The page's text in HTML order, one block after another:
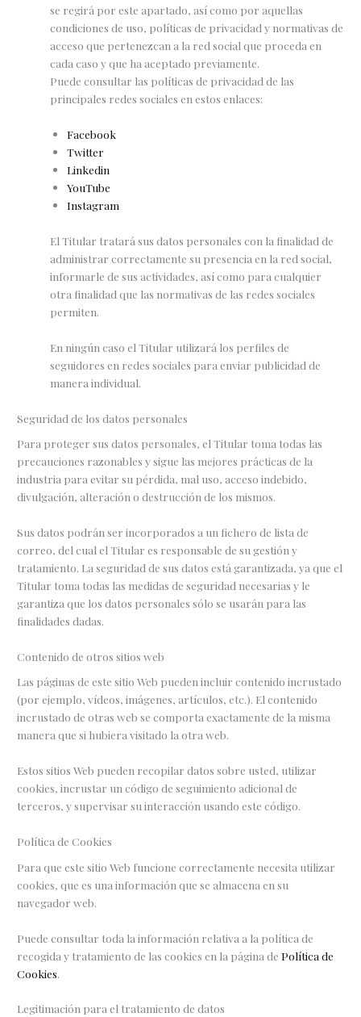
se regirá por este apartado, así como por aquellas
condiciones de uso, políticas de privacidad y normativas de
acceso que pertenezcan a la red social que proceda en
cada caso y que ha aceptado previamente.
Puede consultar las políticas de privacidad de las
principales redes sociales en estos enlaces:
Facebook
Twitter
Linkedin
YouTube
Instagram
El Titular tratará sus datos personales con la finalidad de
administrar correctamente su presencia en la red social,
informarle de sus actividades, así como para cualquier
otra finalidad que las normativas de las redes sociales
permiten.
En ningún caso el Titular utilizará los perfiles de
seguidores en redes sociales para enviar publicidad de
manera individual.
Seguridad de los datos personales
Para proteger sus datos personales, el Titular toma todas las
precauciones razonables y sigue las mejores prácticas de la
industria para evitar su pérdida, mal uso, acceso indebido,
divulgación, alteración o destrucción de los mismos.
Sus datos podrán ser incorporados a un fichero de lista de
correo, del cual el Titular es responsable de su gestión y
tratamiento. La seguridad de sus datos está garantizada, ya que el
Titular toma todas las medidas de seguridad necesarias y le
garantiza que los datos personales sólo se usarán para las
finalidades dadas.
Contenido de otros sitios web
Las páginas de este sitio Web pueden incluir contenido incrustado
(por ejemplo, vídeos, imágenes, artículos, etc.). El contenido
incrustado de otras web se comporta exactamente de la misma
manera que si hubiera visitado la otra web.
Estos sitios Web pueden recopilar datos sobre usted, utilizar
cookies, incrustar un código de seguimiento adicional de
terceros, y supervisar su interacción usando este código.
Política de Cookies
Para que este sitio Web funcione correctamente necesita utilizar
cookies, que es una información que se almacena en su
navegador web.
Puede consultar toda la información relativa a la política de
recogida y tratamiento de las cookies en la página dePolítica de
Cookies
Legitimación para el tratamiento de datos